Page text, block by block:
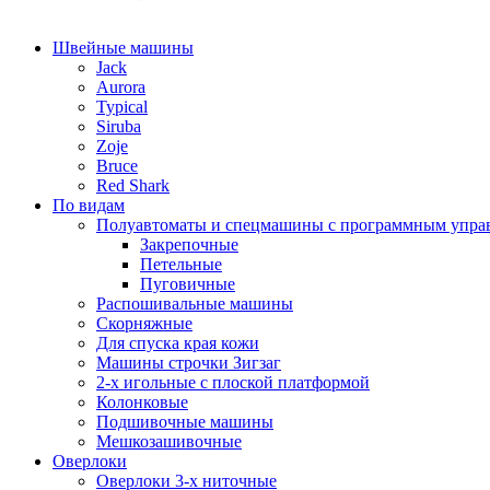
Швейные машины
Jack
Aurora
Typical
Siruba
Zoje
Bruce
Red Shark
По видам
Полуавтоматы и спецмашины с программным
Закрепочные
Петельные
Пуговичные
Распошивальные машины
Скорняжные
Для спуска края кожи
Машины строчки Зигзаг
2-х игольные с плоской платформой
Колонковые
Подшивочные машины
Мешкозашивочные
Оверлоки
Оверлоки 3-х ниточные